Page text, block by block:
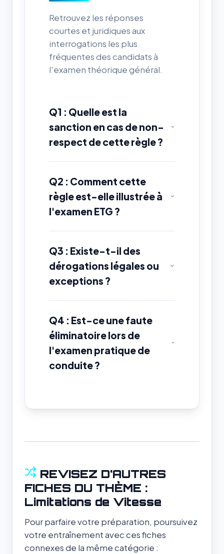
Retrouvez les réponses
courtes et juridiques aux
interrogations les plus
fréquentes des candidats à
l'examen théorique général.
Q1 : Quelle est la
sanction en cas de non-
respect de cette règle ?
Q2 : Comment cette
règle est-elle illustrée à
l'examen ETG ?
Q3 : Existe-t-il des
dérogations légales ou
exceptions ?
Q4 : Est-ce une faute
éliminatoire lors de
l'examen pratique de
conduite ?
REVISEZ D'AUTRES
FICHES DU THÈME :
Limitations de Vitesse
Pour parfaire votre préparation, poursuivez
votre entraînement avec ces fiches
connexes de la même catégorie :